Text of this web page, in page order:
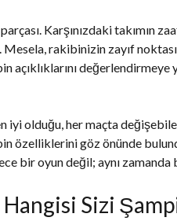
Karşınızdaki takımın
rakibinizin zayıf noktası
açıklıklarını
iyi olduğu, her maçta
özelliklerini göz önünde
bir oyun değil; aynı
Sizi